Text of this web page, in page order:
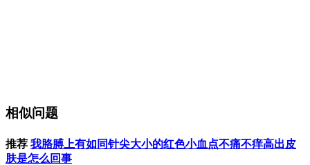
相似问题
推荐 我胳膊上有如同针尖大小的红色小血点不痛不痒高出皮
肤是怎么回事